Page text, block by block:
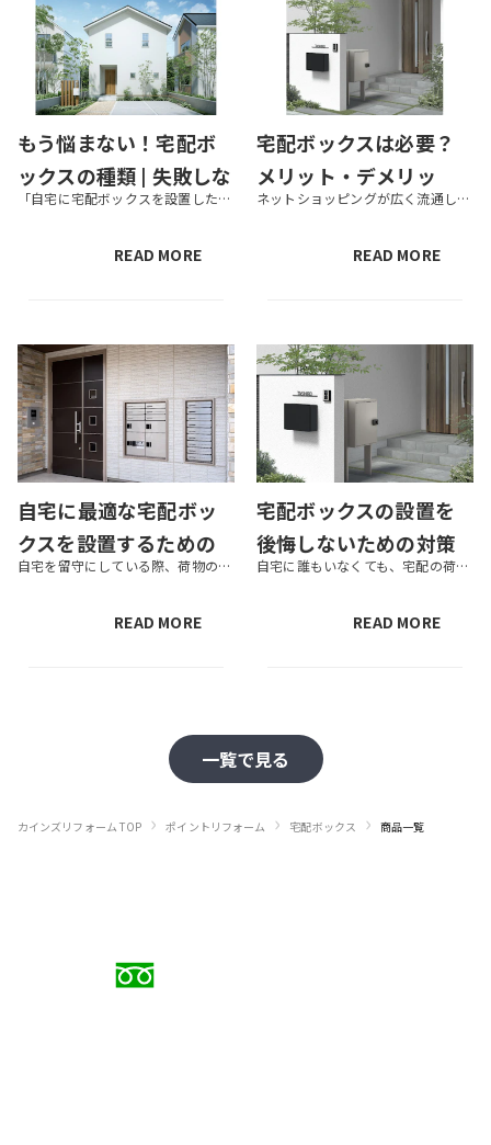
もう悩まない！宅配ボ
ックスの種類 | 失敗しな
い選び方＆基本の使い「自宅に宅配ボックスを設置したいけど、どれがいいかわからない」 この記事にたどり着いたあなたは、このような悩みを抱えていませんか？ 「宅配ボックス」と一口に言ってもさまざまな種類があり、それぞれ特性やメリットが異なります...
READ MORE
宅配ボックスは必要？
メリット・デメリッ
ト、後悔しない選び方ネットショッピングが広く流通した昨今、「宅配ボックスを設置しようか？」と迷っている人も多いのではないでしょうか。 特に、これから新築の戸建てを建てる場合、「宅配ボックスを設置するメリットはあるか？」、「あとで後悔しないか...
READ MORE
自宅に最適な宅配ボッ
クスを設置するための
ノウハウを解説
自宅を留守にしている際、荷物の受け取りに役立つのが宅配ボックス。ネットでの買い物が盛んになり、宅配の荷物が増えている中、いつでも荷物を受け取れる宅配ボックスへの需要は高まっています。そんな宅配ボックスですが、せっかくなら...
READ MORE
宅配ボックスの設置を
後悔しないための対策
｜サイズ違い・劣化
自宅に誰もいなくても、宅配の荷物を受け取れる宅配ボックス。利便性の高さから、だんだんと設置する家庭は増えています。ただ、その一方で宅配ボックス設置の費用の割に不便になった場合や盗難にあった場合など、「設置しなければ良かっ...
READ MORE
一覧で見る
カインズリフォーム TOP › ポイントリフォーム › 宅配ボックス › 商品一覧